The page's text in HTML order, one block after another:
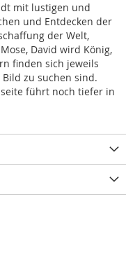
mit lustigen und
und Entdecken der
der Welt,
David wird König,
finden sich jeweils
zu suchen sind.
führt noch tiefer in